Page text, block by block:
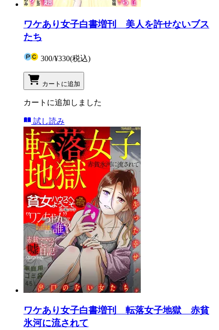
ワケあり女子白書増刊 美人を許せないブス
たち
300/¥330(税込)
カートに追加
カートに追加しました
試し読み
ワケあり女子白書増刊 転落女子地獄 赤貧
氷河に流されて